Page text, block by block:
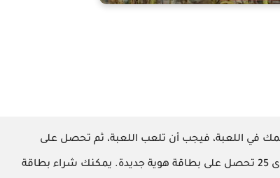
في اللعبة، فيجب أن تلعب اللعبة، ثم تحصل على
المكافآت عند وصولك الى المستوى 10 و المستوى 25 تحصل على بطاقة هوية جديدة. يمكنك شراء بطاقة